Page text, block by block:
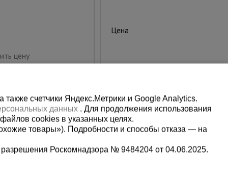
цену
Цена:
счетчики Яндекс.Метрики и Google Analytics.
данных . Для продолжения использования
cookies в указанных целях.
товары»). Подробности и способы отказа — на
Роскомнадзора № 9484204 от 04.06.2025.